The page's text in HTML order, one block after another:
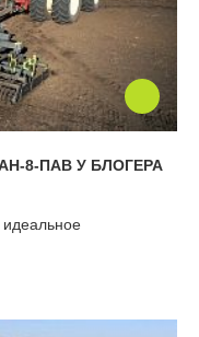
8-ПАВ У БЛОГЕРА